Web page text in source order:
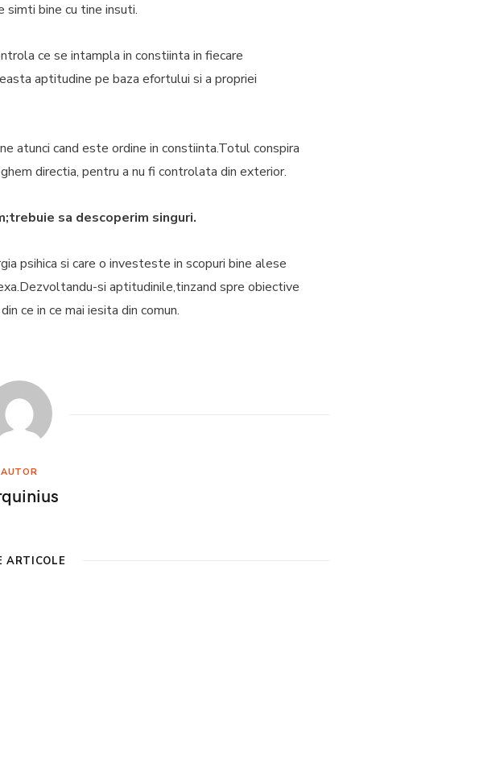
simti bine cu tine insuti.
ce se intampla in constiinta in fiecare
aptitudine pe baza efortului si a propriei
atunci cand este ordine in constiinta.Totul conspira
directia, pentru a nu fi controlata din exterior.
sa descoperim singuri.
psihica si care o investeste in scopuri bine alese
si aptitudinile,tinzand spre obiective
ce in ce mai iesita din comun.
AUTOR
ARTICOLE